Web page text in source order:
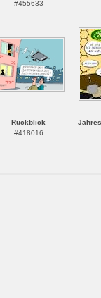
#455633
Rückblick
#418016